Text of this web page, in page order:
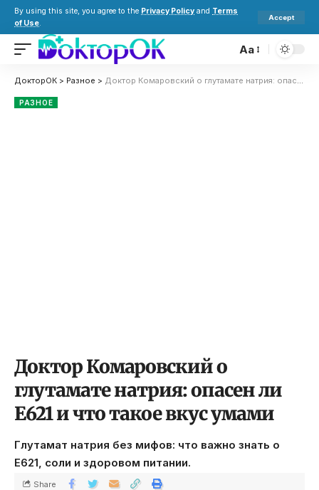
By using this site, you agree to the Privacy Policy and Terms
of Use.
Accept
Aa
ДокторОК > Разное > Доктор Комаровский о глутамате натрия: опасен ли E621 и что такое вкус умами
РАЗНОЕ
Доктор Комаровский о
глутамате натрия: опасен ли
E621 и что такое вкус умами
Глутамат натрия без мифов: что важно знать о
E621, соли и здоровом питании.
Share